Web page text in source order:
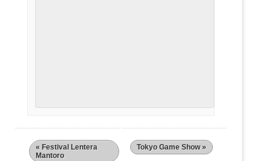
« Festival Lentera
Mantoro
Tokyo Game Show»